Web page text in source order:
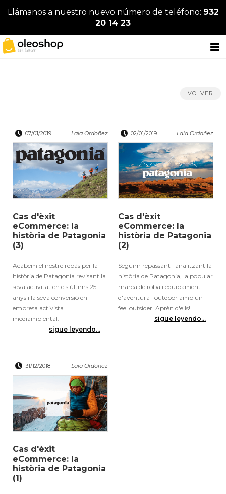
Llámanos a nuestro nuevo número de teléfono: 932
20 14 23
VOLVER
07/01/2019 Laia Ordoñez
Cas d'èxit
eCommerce: la
història de Patagonia
(3)
Acabem el nostre repàs per la
història de Patagonia revisant la
seva activitat en els últims 25
anys i la seva conversió en
empresa activista
mediambiental.
sigue leyendo...
02/01/2019 Laia Ordoñez
Cas d'èxit
eCommerce: la
història de Patagonia
(2)
Seguim repassant i analitzant la
història de Patagonia, la popular
marca de roba i equipament
d'aventura i outdoor amb un
feel outsider. Aprèn d'ells!
sigue leyendo...
31/12/2018 Laia Ordoñez
Cas d'èxit
eCommerce: la
història de Patagonia
(1)